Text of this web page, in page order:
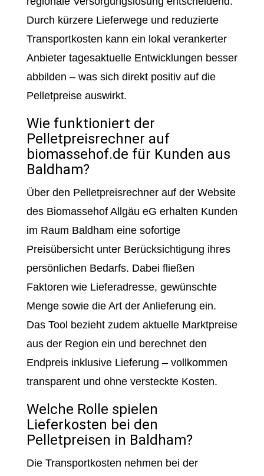
Durch kürzere Lieferwege und reduzierte
Transportkosten kann ein lokal verankerter
Anbieter tagesaktuelle Entwicklungen besser
abbilden – was sich direkt positiv auf die
Pelletpreise auswirkt.
Wie funktioniert der
Pelletpreisrechner auf
biomassehof.de für Kunden aus
Baldham?
Über den Pelletpreisrechner auf der Website
des Biomassehof Allgäu eG erhalten Kunden
im Raum Baldham eine sofortige
Preisübersicht unter Berücksichtigung ihres
persönlichen Bedarfs. Dabei fließen
Faktoren wie Lieferadresse, gewünschte
Menge sowie die Art der Anlieferung ein.
Das Tool bezieht zudem aktuelle Marktpreise
aus der Region ein und berechnet den
Endpreis inklusive Lieferung – vollkommen
transparent und ohne versteckte Kosten.
Welche Rolle spielen
Lieferkosten bei den
Pelletpreisen in Baldham?
Die Transportkosten nehmen bei der